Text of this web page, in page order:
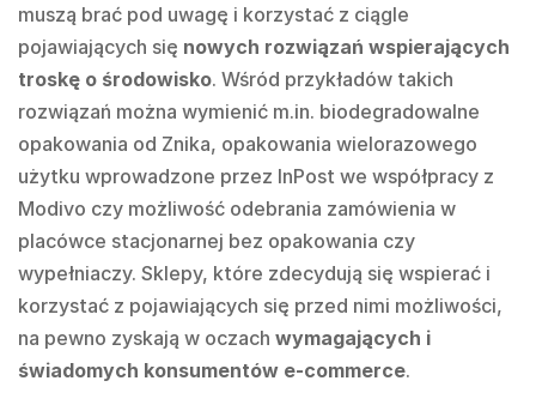
muszą brać pod uwagę i korzystać z ciągle
pojawiających się nowych rozwiązań wspierających
troskę o środowisko. Wśród przykładów takich
rozwiązań można wymienić m.in. biodegradowalne
opakowania od Znika, opakowania wielorazowego
użytku wprowadzone przez InPost we współpracy z
Modivo czy możliwość odebrania zamówienia w
placówce stacjonarnej bez opakowania czy
wypełniaczy. Sklepy, które zdecydują się wspierać i
korzystać z pojawiających się przed nimi możliwości,
na pewno zyskają w oczach wymagających i
świadomych konsumentów e-commerce.